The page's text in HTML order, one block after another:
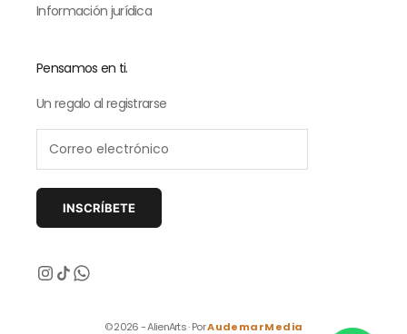
Información jurídica
Pensamos en ti.
Un regalo al registrarse
INSCRÍBETE
© 2026 - AlienArts · PorAudemarMedia